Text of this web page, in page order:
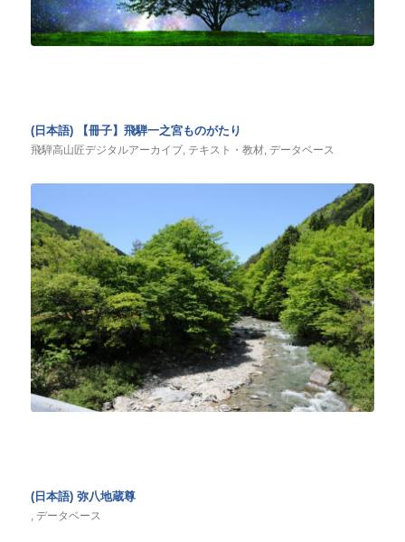
(日本語) 【冊子】飛騨一之宮ものがたり
飛騨高山匠デジタルアーカイブ, テキスト・教材, データベース
(日本語) 弥八地蔵尊
, データベース